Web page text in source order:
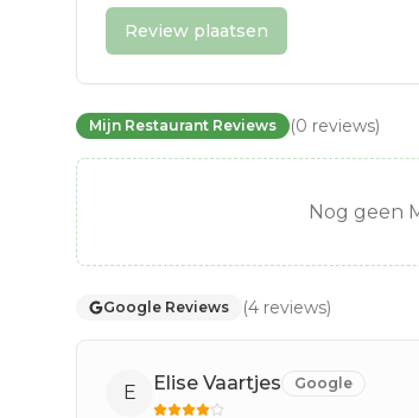
Review plaatsen
Mijn Restaurant Reviews (0 reviews)
Nog geen
Google Reviews (4 reviews)
E Elise Vaartjes Google